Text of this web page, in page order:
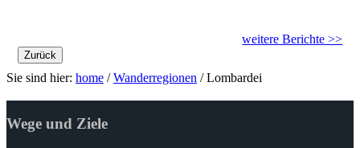
weitere Berichte >>
Zurück
Sie sind hier: home /Wanderregionen /Lombardei
Wege und Ziele